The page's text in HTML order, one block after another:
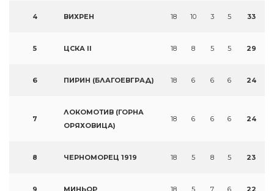
4 ВИХРЕН 18 10 3 5 33
5 ЦСКА II 18 8 5 5 29
6 ПИРИН (БЛАГОЕВГРАД) 18 6 6 6 24
7
ЛОКОМОТИВ (ГОРНА
ОРЯХОВИЦА)
18 6 6 6 24
8 ЧЕРНОМОРЕЦ 1919 18 5 8 5 23